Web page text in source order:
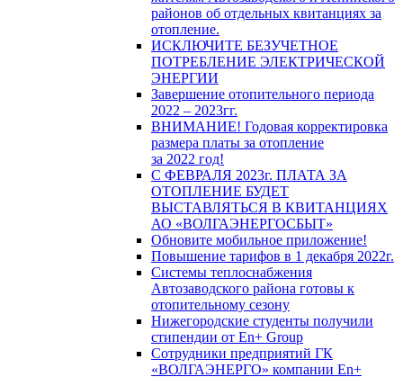
районов об отдельных квитанциях за
отопление.
ИСКЛЮЧИТЕ БЕЗУЧЕТНОЕ
ПОТРЕБЛЕНИЕ ЭЛЕКТРИЧЕСКОЙ
ЭНЕРГИИ
Завершение отопительного периода
2022 – 2023гг.
ВНИМАНИЕ! Годовая корректировка
размера платы за отопление
за 2022 год!
С ФЕВРАЛЯ 2023г. ПЛАТА ЗА
ОТОПЛЕНИЕ БУДЕТ
ВЫСТАВЛЯТЬСЯ В КВИТАНЦИЯХ
АО «ВОЛГАЭНЕРГОСБЫТ»
Обновите мобильное приложение!
Повышение тарифов в 1 декабря 2022г.
Системы теплоснабжения
Автозаводского района готовы к
отопительному сезону
Нижегородские студенты получили
стипендии от En+ Group
Сотрудники предприятий ГК
«ВОЛГАЭНЕРГО» компании En+